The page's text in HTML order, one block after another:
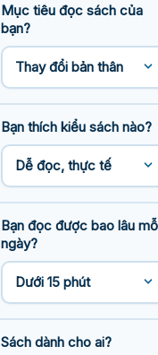
Mục tiêu đọc sách của
bạn?
Bạn thích kiểu sách nào?
Bạn đọc được bao lâu
ngày?
Sách dành cho ai?